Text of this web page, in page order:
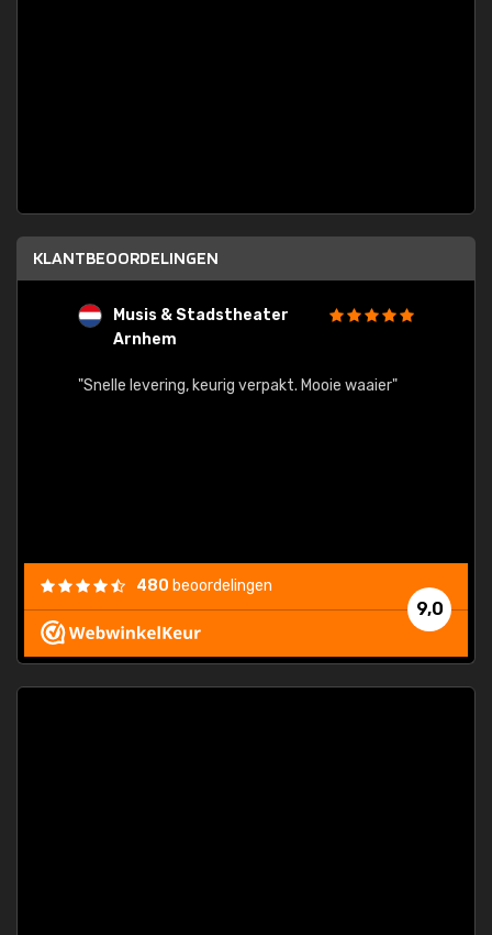
KLANTBEOORDELINGEN
Musis & Stadstheater
Arnhem
"Snelle levering, keurig verpakt. Mooie waaier"
9,0
480 beoordelingen